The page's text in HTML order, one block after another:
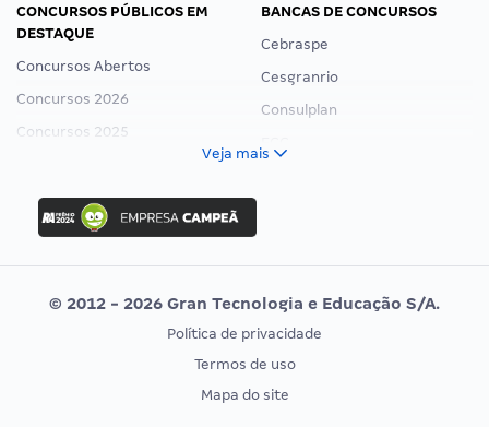
CONCURSOS PÚBLICOS EM
DESTAQUE
Concursos Abertos
Concursos 2026
Concursos 2025
Concurso Ibama
Concurso MPU
Editais publicados
BANCAS DE CONCURSOS
Cebraspe
Cesgranrio
Consulplan
Vunesp
CONCURSOS POR PROFISSÃO
EXAME DE ORDEM
Veja mais
© 2012 - 2026 Gran Tecnologia e Educação S/A.
Política de privacidade
Termos de uso
Mapa do site